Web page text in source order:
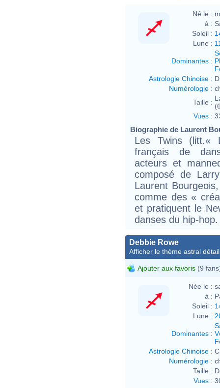
Né le :
à :
Soleil :
Lune :
Dominantes :
Astrologie Chinoise :
Numérologie :
Taille :
Vues :
Biographie de Laurent
Les Twins (litt.«
français de
acteurs et
composé de
Laurent
comme des «
et pratiquent le
danses du hip-hop.
Debbie Rowe
Afficher le thème astral
Ajouter aux favoris (9
Née le :
à :
Soleil :
Lune :
Dominantes :
Astrologie Chinoise :
Numérologie :
Taille :
Vues :